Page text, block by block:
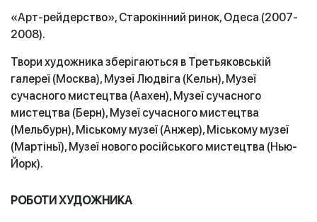
«Арт-рейдерство», Старокінний ринок, Одеса (2007-
2008).
Твори художника зберігаються в Третьяковській
галереї (Москва), Музеї Людвіга (Кельн), Музеї
сучасного мистецтва (Аахен), Музеї сучасного
мистецтва (Берн), Музеї сучасного мистецтва
(Мельбурн), Міському музеї (Анжер), Міському музеї
(Мартіньї), Музеї нового російського мистецтва (Нью-
Йорк).
РОБОТИ ХУДОЖНИКА